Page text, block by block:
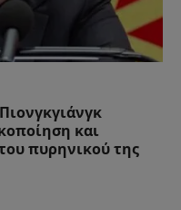
και
πυρηνικού της